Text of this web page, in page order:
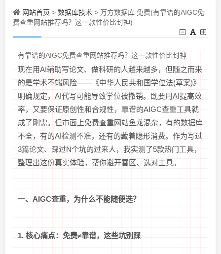
网站首页 > 数据库技术 > 万方数据库 免费(有靠谱的AIGC免
费查重网站推荐吗？这一款性价比封神)
有靠谱的AIGC免费查重网站推荐吗？这一款性价比封神
现在用AI辅助写论文、做科研的人越来越多，但随之而来
的是学术不端风险——《中华人民共和国学位法(草案)》
明确规定，AI代写可能导致学位被撤销。既要用AI提高效
率，又要保证原创性和合规性，靠谱的AIGC查重工具就
成了刚需。但市面上免费查重网站鱼龙混杂，有的数据库
不全，有的AI检测不准，还有的藏着隐形消费。作为写过
3篇论文、踩过N个坑的过来人，我实测了5款热门工具，
整理出这份真实体验，帮你避开雷区、选对工具。
一、AIGC查重，为什么不能随便选？
1. 核心痛点：免费≠靠谱，这些坑别踩